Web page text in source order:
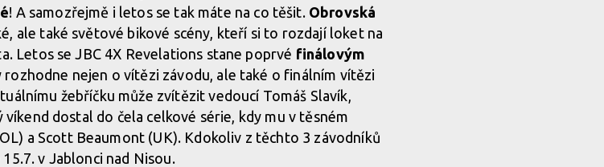
! A samozřejmě i letos se tak máte na co těšit. Obrovská
ale také světové bikové scény, kteří si to rozdají loket na
Letos se JBC 4X Revelations stane poprvé finálovým
rozhodne nejen o vítězi závodu, ale také o finálním vítězi
žebříčku může zvítězit vedoucí Tomáš Slavík,
dostal do čela celkové série, kdy mu v těsném
a Scott Beaumont (UK). Kdokoliv z těchto 3 závodníků
v Jablonci nad Nisou.